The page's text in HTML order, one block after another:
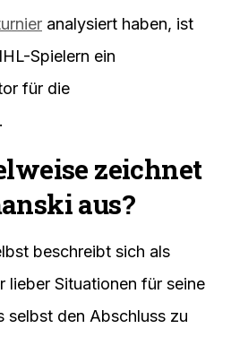
analysiert haben, ist
Spielern ein
für die
zeichnet
aus?
beschreibt sich als
lieber Situationen für seine
selbst den Abschluss zu